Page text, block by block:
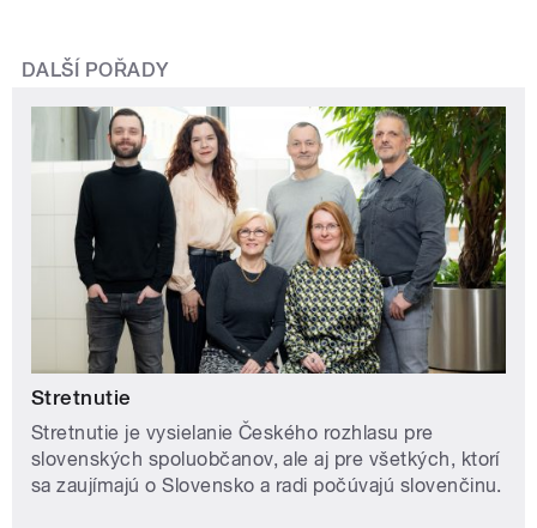
DALŠÍ POŘADY
Stretnutie
Stretnutie je vysielanie Českého rozhlasu pre
slovenských spoluobčanov, ale aj pre všetkých, ktorí
sa zaujímajú o Slovensko a radi počúvajú slovenčinu.